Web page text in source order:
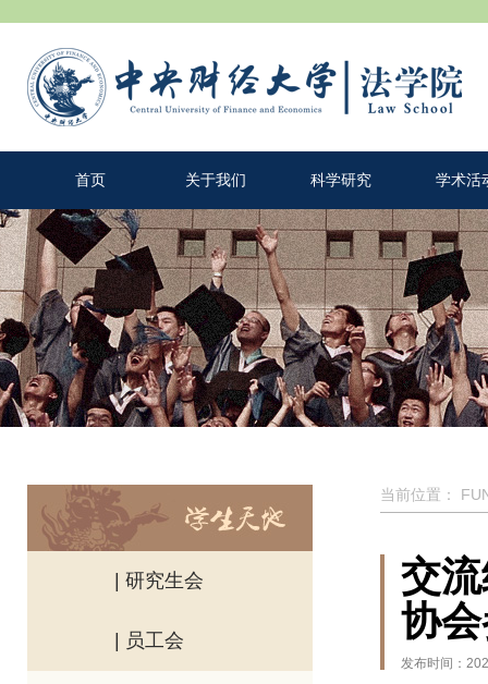
首页 关于我们 科学研究 学术活
| 研究生会
| 员工会
当前位置：
交
协
发布时间：